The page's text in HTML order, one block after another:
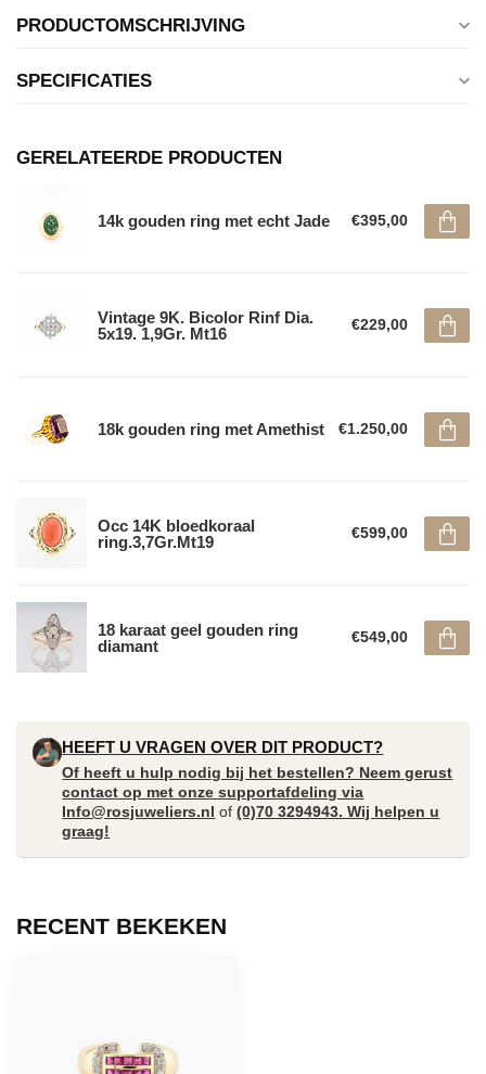
PRODUCTOMSCHRIJVING
SPECIFICATIES
GERELATEERDE PRODUCTEN
14k gouden ring met echt Jade €395,00
Vintage 9K. Bicolor Rinf Dia.
5x19. 1,9Gr. Mt16
€229,00
18k gouden ring met Amethist €1.250,00
Occ 14K bloedkoraal
ring.3,7Gr.Mt19
€599,00
18 karaat geel gouden ring
diamant
€549,00
HEEFT U VRAGEN OVER DIT PRODUCT?
Of heeft u hulp nodig bij het bestellen? Neem gerust
contact op met onze supportafdeling via
Info@rosjuweliers.nl of(0)70 3294943. Wij helpen u
graag!
RECENT BEKEKEN